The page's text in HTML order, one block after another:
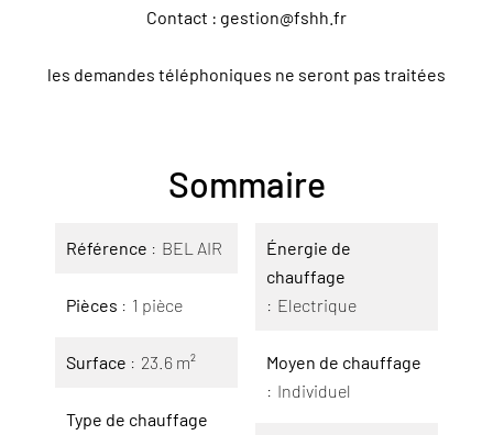
Contact : gestion@fshh.fr
les demandes téléphoniques ne seront pas traitées
Sommaire
Référence BEL AIR
Pièces 1 pièce
Surface 23.6 m²
Type de chauffage
Énergie de
chauffage
Electrique
Moyen de chauffage
Individuel